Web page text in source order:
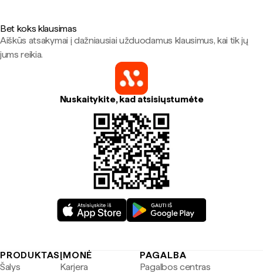
Bet koks klausimas
Aiškūs atsakymai į dažniausiai užduodamus klausimus, kai tik jų
jums reikia.
Nuskaitykite, kad atsisiųstumėte
PRODUKTAS
Šalys
ĮMONĖ
Karjera
PAGALBA
Pagalbos centras